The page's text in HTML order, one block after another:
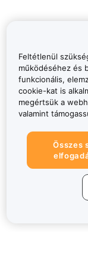
Feltétlenül
működéséhez és
funkcionális,
cookie-kat is
megértsük a
valamint
Összes